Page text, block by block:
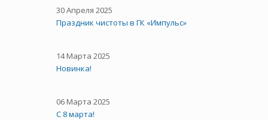
30 Апреля 2025
Праздник чистоты в ГК «Импульс»
14 Марта 2025
Новинка!
06 Марта 2025
С 8 марта!